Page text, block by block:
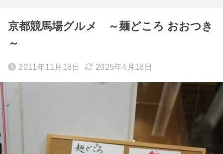
京都競馬場グルメ ～麺どころ おおつき
～
2011年11月18日 2025年4月18日